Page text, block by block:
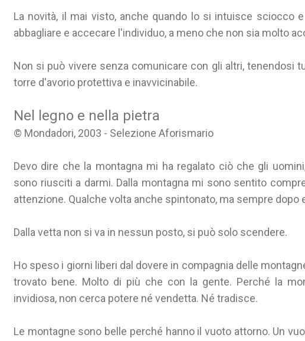
La novità, il mai visto, anche quando lo si intuisce sciocco
abbagliare e accecare l'individuo, a meno che non sia molto
Non si può vivere senza comunicare con gli altri, tenendosi
torre d'avorio protettiva e inavvicinabile.
Nel legno e nella pietra
© Mondadori, 2003 - Selezione Aforismario
Devo dire che la montagna mi ha regalato ciò che gli
sono riusciti a darmi. Dalla montagna mi sono sentito
attenzione. Qualche volta anche spintonato, ma sempre dopo
Dalla vetta non si va in nessun posto, si può solo scendere.
Ho speso i giorni liberi dal dovere in compagnia delle
trovato bene. Molto di più che con la gente. Perché la
invidiosa, non cerca potere né vendetta. Né tradisce.
Le montagne sono belle perché hanno il vuoto attorno. Un